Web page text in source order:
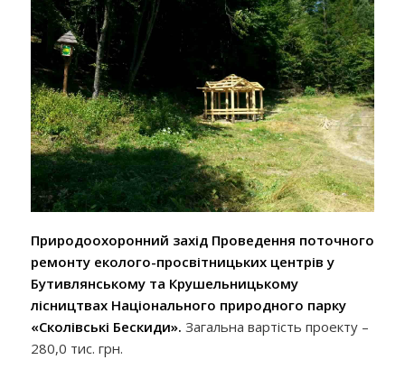
Природоохоронний захід Проведення поточного
ремонту еколого-просвітницьких центрів у
Бутивлянському та Крушельницькому
лісництвах Національного природного парку
«Сколівські Бескиди». Загальна вартість проекту –
280,0 тис. грн.